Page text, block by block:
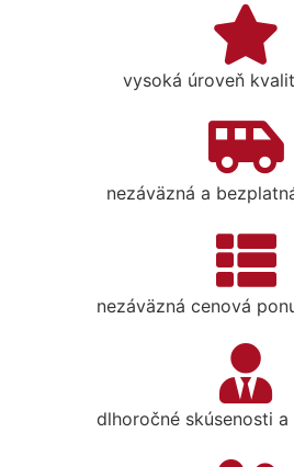
vysoká úroveň
nezáväzná a
nezáväzná cenová
dlhoročné skúsenosti